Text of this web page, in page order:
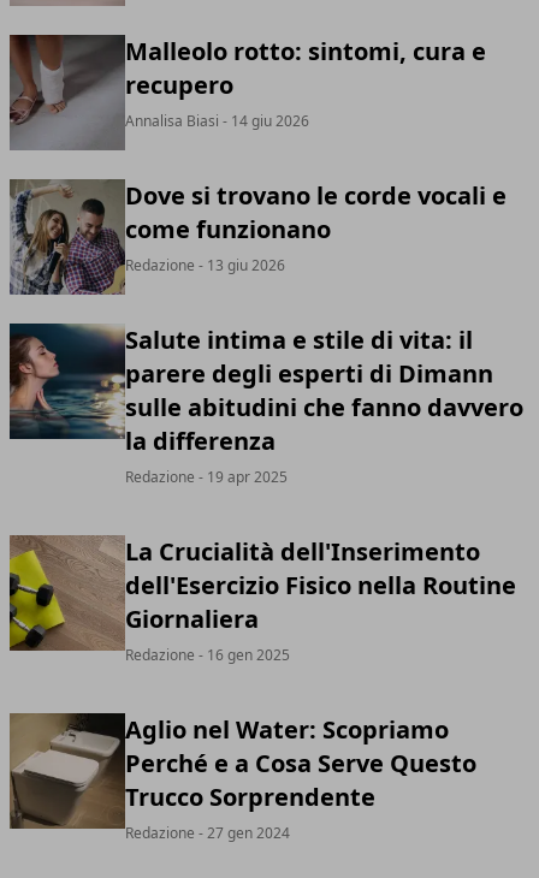
Malleolo rotto: sintomi, cura e
recupero
Annalisa Biasi - 14 giu 2026
Dove si trovano le corde vocali e
come funzionano
Redazione - 13 giu 2026
Salute intima e stile di vita: il
parere degli esperti di Dimann
sulle abitudini che fanno davvero
la differenza
Redazione - 19 apr 2025
La Crucialità dell'Inserimento
dell'Esercizio Fisico nella Routine
Giornaliera
Redazione - 16 gen 2025
Aglio nel Water: Scopriamo
Perché e a Cosa Serve Questo
Trucco Sorprendente
Redazione - 27 gen 2024